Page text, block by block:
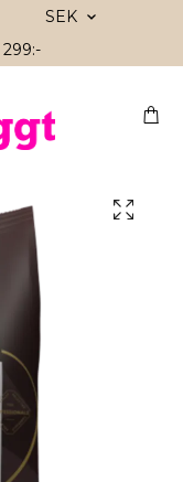
SEK